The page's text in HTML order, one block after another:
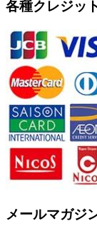
各種クレジッ
メールマガジ